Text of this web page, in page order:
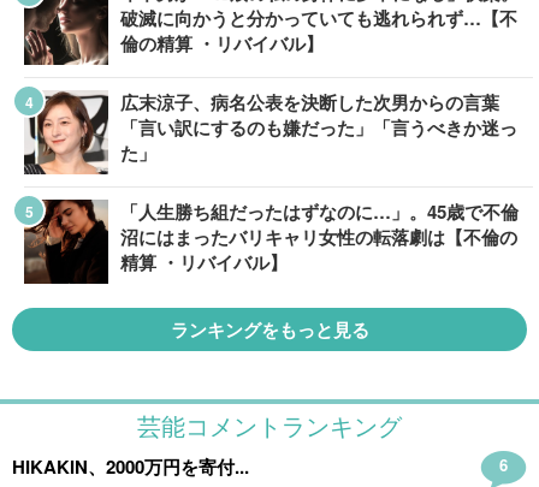
破滅に向かうと分かっていても逃れられず…【不
倫の精算 ・リバイバル】
広末涼子、病名公表を決断した次男からの言葉
「言い訳にするのも嫌だった」「言うべきか迷っ
た」
「人生勝ち組だったはずなのに…」。45歳で不倫
沼にはまったバリキャリ女性の転落劇は【不倫の
精算 ・リバイバル】
ランキングをもっと見る